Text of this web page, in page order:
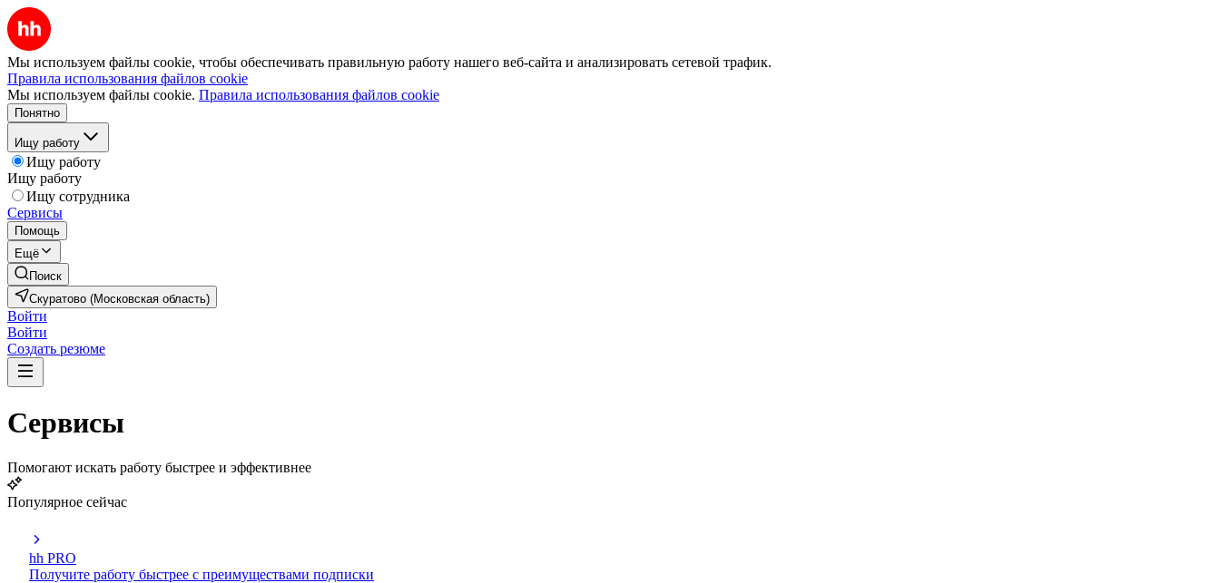
Мы используем файлы cookie, чтобы обеспечивать правильную работу нашего веб-сайта и анализировать сетевой трафик.
Правила использования файлов cookie
Мы используем файлы cookie. Правила использования файлов cookie
Понятно
Ищу работу
Ищу работу
Ищу работу
Ищу сотрудника
Сервисы
Помощь
Ещё
Поиск
Скуратово (Московская область)
Войти
Войти
Создать резюме
Сервисы
Помогают искать работу быстрее и эффективнее
Популярное сейчас
hh PRO
Получите работу быстрее с преимуществами подписки